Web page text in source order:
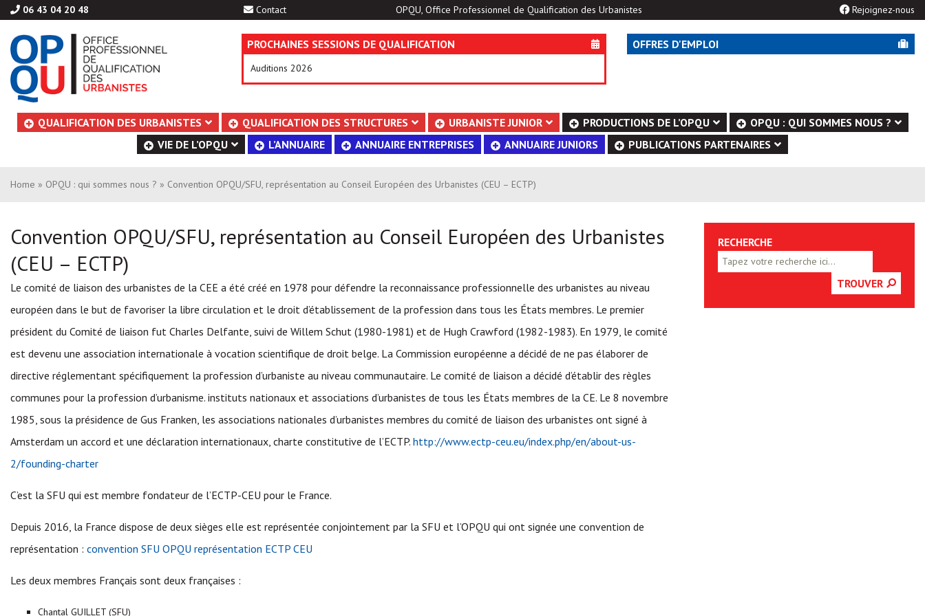
06 43 04 20 48 Contact OPQU, Office Professionnel de Qualification des Urbanistes Rejoignez-nous
PROCHAINES SESSIONS DE QUALIFICATION
Auditions 2026
OFFRES D'EMPLOI
Aller
au
QUALIFICATION DES URBANISTES QUALIFICATION DES STRUCTURES URBANISTE JUNIOR PRODUCTIONS DE L’OPQU
OPQU : QUI SOMMES NOUS ?
VIE DE L’OPQU
L’ANNUAIRE ANNUAIRE ENTREPRISES ANNUAIRE JUNIORS PUBLICATIONS PARTENAIRES
Home » OPQU : qui sommes nous ? » Convention OPQU/SFU, représentation au Conseil Européen des Urbanistes (CEU – ECTP)
Convention OPQU/SFU, représentation au Conseil Européen des Urbanistes
(CEU – ECTP)
Le comité de liaison des urbanistes de la CEE a été créé en 1978 pour défendre la reconnaissance professionnelle des urbanistes au niveau
européen dans le but de favoriser la libre circulation et le droit d’établissement de la profession dans tous les États membres. Le premier
président du Comité de liaison fut Charles Delfante, suivi de Willem Schut (1980-1981) et de Hugh Crawford (1982-1983). En 1979, le comité
est devenu une association internationale à vocation scientifique de droit belge. La Commission européenne a décidé de ne pas élaborer de
directive réglementant spécifiquement la profession d’urbaniste au niveau communautaire. Le comité de liaison a décidé d’établir des règles
communes pour la profession d’urbanisme. instituts nationaux et associations d’urbanistes de tous les États membres de la CE. Le 8 novembre
1985, sous la présidence de Gus Franken, les associations nationales d’urbanistes membres du comité de liaison des urbanistes ont signé à
Amsterdam un accord et une déclaration internationaux, charte constitutive de l’ECTP. http://www.ectp-ceu.eu/index.php/en/about-us-
2/founding-charter
C’est la SFU qui est membre fondateur de l’ECTP-CEU pour le France.
Depuis 2016, la France dispose de deux sièges elle est représentée conjointement par la SFU et l’OPQU qui ont signée une convention de
représentation : convention SFU OPQU représentation ECTP CEU
Les deux membres Français sont deux françaises :
Chantal GUILLET (SFU)
RECHERCHE
TROUVER